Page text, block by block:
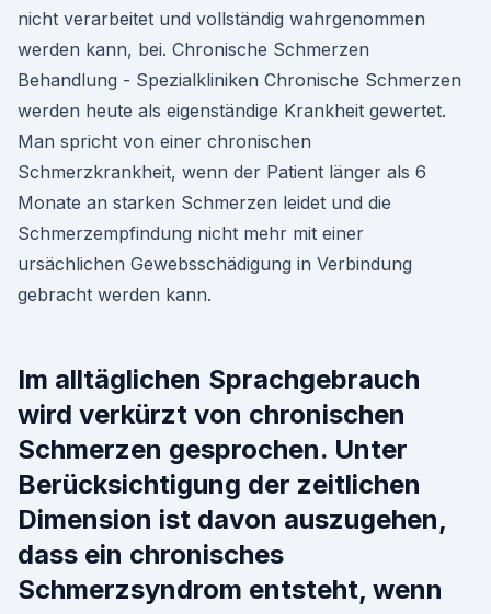
nicht verarbeitet und vollständig wahrgenommen
werden kann, bei. Chronische Schmerzen
Behandlung - Spezialkliniken Chronische Schmerzen
werden heute als eigenständige Krankheit gewertet.
Man spricht von einer chronischen
Schmerzkrankheit, wenn der Patient länger als 6
Monate an starken Schmerzen leidet und die
Schmerzempfindung nicht mehr mit einer
ursächlichen Gewebsschädigung in Verbindung
gebracht werden kann.
Im alltäglichen Sprachgebrauch
wird verkürzt von chronischen
Schmerzen gesprochen. Unter
Berücksichtigung der zeitlichen
Dimension ist davon auszugehen,
dass ein chronisches
Schmerzsyndrom entsteht, wenn